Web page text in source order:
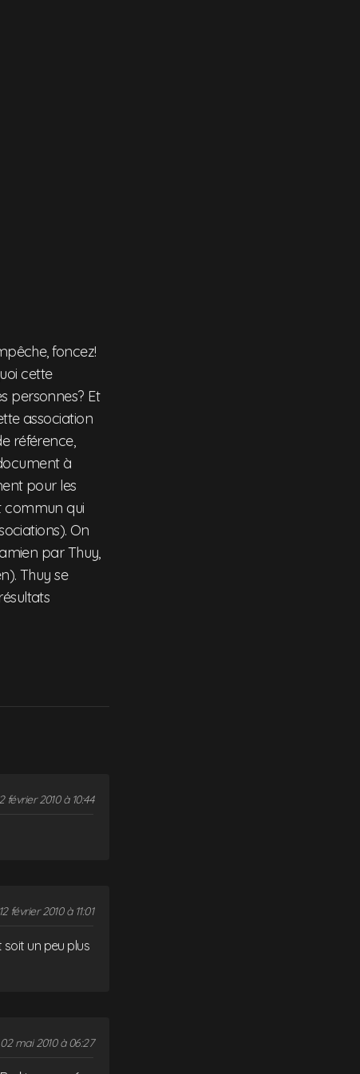
foncez!
cette
personnes? Et
association
référence,
à
pour les
commun qui
On
par Thuy,
Thuy se
février 2010 à 10:44
12 février 2010 à 11:01
un peu plus
02 mai 2010 à 06:27